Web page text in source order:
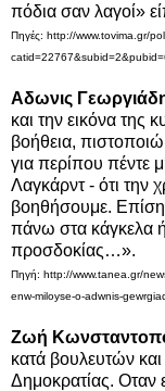
πόδια σαν λαγοί»
Πηγές: http://www.tovima.gr/
Αδωνις
και την εικόνα της
βοήθεια,
για περίπου πέντε
Λαγκάρντ - ότι την
βοηθήσουμε.
πάνω στα κάγκελα
προσδοκίας…».
Πηγή: http://www.tanea.gr/
enw-miloyse-o-adwnis-
Ζωή
κατά βουλευτών
Δημοκρατίας. Οταν